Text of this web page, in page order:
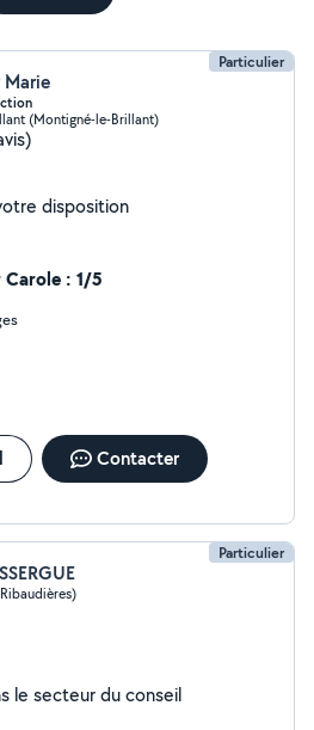
Particulier
(Montigné-le-Brillant)
disposition
Carole : 1/5
Contacter
Particulier
le secteur du conseil